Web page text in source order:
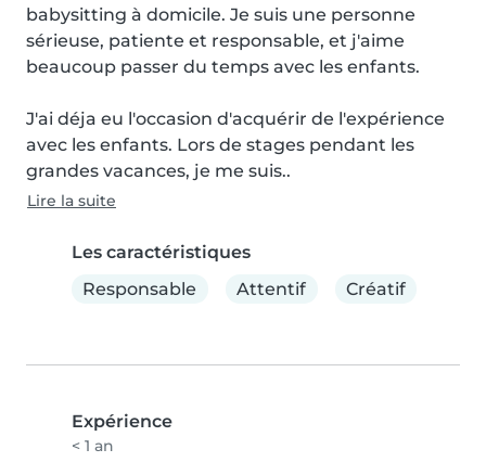
babysitting à domicile. Je suis une personne
sérieuse, patiente et responsable, et j'aime
beaucoup passer du temps avec les enfants.
J'ai déja eu l'occasion d'acquérir de l'expérience
avec les enfants. Lors de stages pendant les
grandes vacances, je me suis..
Lire la suite
Les caractéristiques
Responsable
Attentif Créatif
Expérience
< 1 an